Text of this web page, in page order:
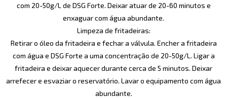
com 20-50g/L de DSG Forte. Deixar atuar de 20-60 minutos e
enxaguar com água abundante.
Limpeza de fritadeiras:
Retirar o óleo da fritadeira e fechar a válvula. Encher a fritadeira
com água e DSG Forte a uma concentração de 20-50g/L. Ligar a
fritadeira e deixar aquecer durante cerca de 5 minutos. Deixar
arrefecer e esvaziar o reservatório. Lavar o equipamento com água
abundante.